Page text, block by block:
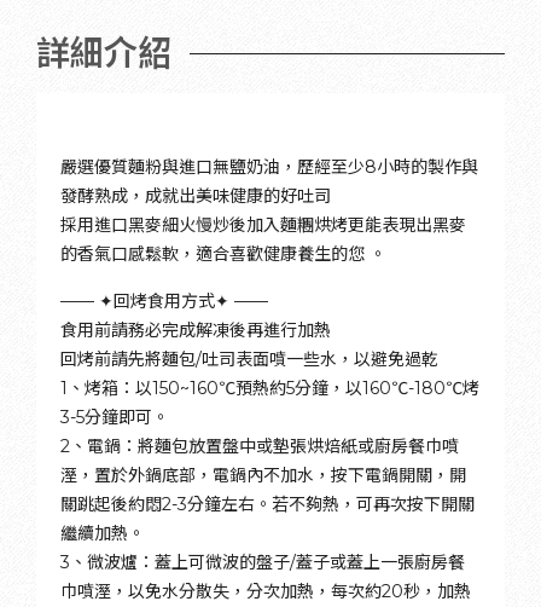
詳細介紹
嚴選優質麵粉與進口無鹽奶油，歷經至少8小時的製作與
發酵熟成，成就出美味健康的好吐司
採用進口黑麥細火慢炒後加入麵糰烘烤更能表現出黑麥
的香氣口感鬆軟，適合喜歡健康養生的您 。
—— ✦回烤食用方式✦ ——
食用前請務必完成解凍後再進行加熱
回烤前請先將麵包/吐司表面噴一些水，以避免過乾
1、烤箱：以150~160℃預熱約5分鐘，以160℃-180℃烤
3-5分鐘即可。
2、電鍋：將麵包放置盤中或墊張烘焙紙或廚房餐巾噴
溼，置於外鍋底部，電鍋內不加水，按下電鍋開關，開
關跳起後約悶2-3分鐘左右。若不夠熱，可再次按下開關
繼續加熱。
3、微波爐：蓋上可微波的盤子/蓋子或蓋上一張廚房餐
巾噴溼，以免水分散失，分次加熱，每次約20秒，加熱